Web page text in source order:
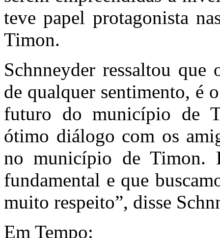
teve papel protagonista
Timon.
Schnneyder ressaltou
de qualquer sentimento, é
futuro do município de
ótimo diálogo com os
no município de Timon.
fundamental e que
muito respeito”, disse
Em Tempo: